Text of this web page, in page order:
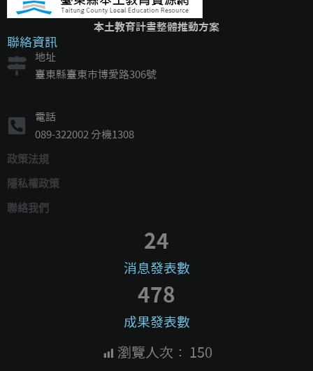
本土教育計畫整體推動方案
聯絡資訊
地址
臺東縣臺東市博愛路306號
電話
089-322002 分機1308
政策法規
隱私權政策
聯絡我們
消息發表數
24
成果發表數
478
瀏覽人次： 150